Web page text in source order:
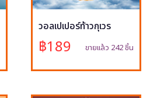
วอลเปเปอร์ท้าวกุเวร
฿189 ขายแล้ว 242 ชิ้น